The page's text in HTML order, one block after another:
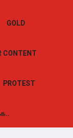
GOLD
CONTENT
PROTEST